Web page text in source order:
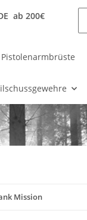
ab 200€
Pistolenarmbrüste
Mission